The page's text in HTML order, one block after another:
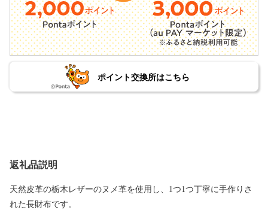
ポイント交換所はこちら
返礼品説明
天然皮革の栃木レザーのヌメ革を使用し、1つ1つ丁寧に手作りさ
れた長財布です。